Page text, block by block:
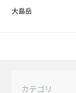
大島岳
カテゴリ